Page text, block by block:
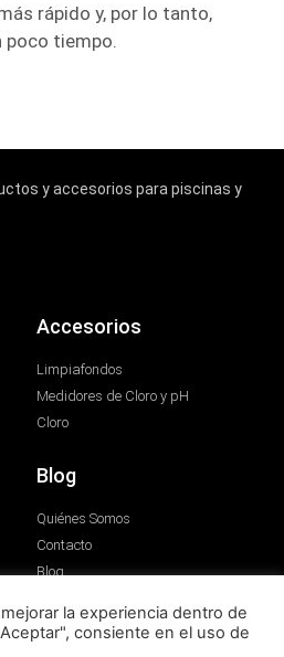
rápido y, por lo tanto,
tiempo.
y accesorios para piscinas y
Accesorios
Limpiafondos
Medidores de Cloro y pH
Cloro
Blog
Quiénes Somos
Contacto
Blog
All rights reserved
la experiencia dentro de
consiente en el uso de